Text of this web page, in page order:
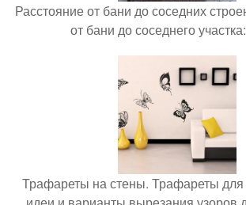
Расстояние от бани до соседних
от бани до соседнего
Трафареты на стены. Трафареты